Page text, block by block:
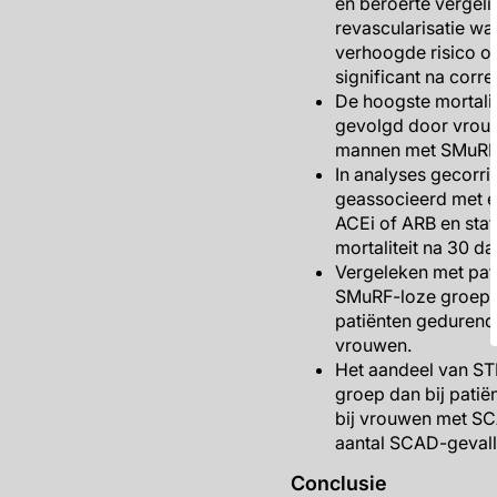
revascularisatie
verhoogde risico
significant na
De hoogste
gevolgd door
mannen met
In analyses
geassocieerd met
ACEi of ARB en
mortaliteit na 30
Vergeleken met
SMuRF-loze
patiënten
vrouwen.
Het aandeel van
groep dan bij
bij vrouwen met
aantal SCAD-
Conclusie